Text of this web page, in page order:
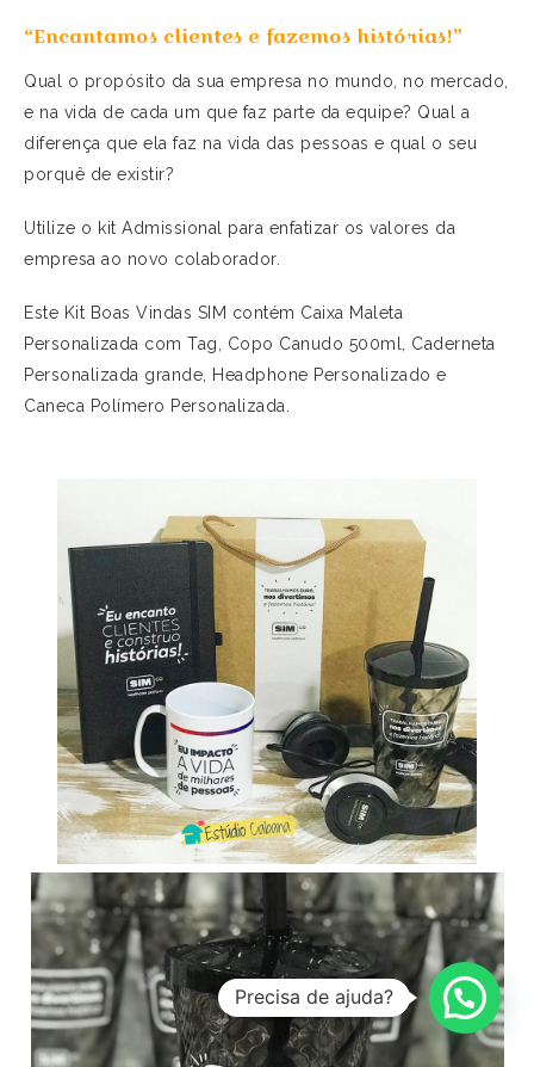
“Encantamos clientes e fazemos histórias!”
Qual o propósito da sua empresa no mundo, no mercado,
e na vida de cada um que faz parte da equipe? Qual a
diferença que ela faz na vida das pessoas e qual o seu
porquê de existir?
Utilize o kit Admissional para enfatizar os valores da
empresa ao novo colaborador.
Este Kit Boas Vindas SIM contém Caixa Maleta
Personalizada com Tag, Copo Canudo 500ml, Caderneta
Personalizada grande, Headphone Personalizado e
Caneca Polímero Personalizada.
Precisa de ajuda?